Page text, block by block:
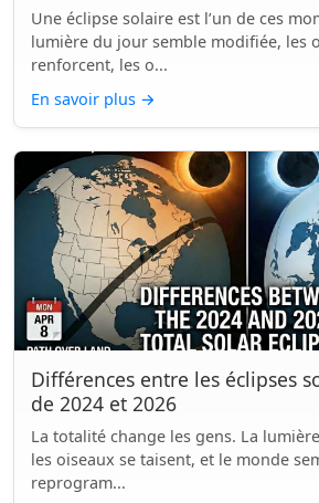
Une éclipse solaire est l’un de ces
lumière du jour semble modifiée, les
renforcent, les o...
En savoir plus →
Différences entre les éclipses
de 2024 et 2026
La totalité change les gens. La
les oiseaux se taisent, et le monde
reprogram...